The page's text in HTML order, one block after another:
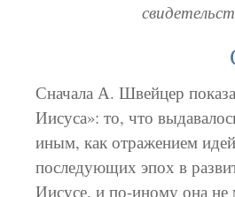
Сначала А. Швейцер
Иисуса»: то, что
иным, как отражением
последующих эпох в
Иисусе, и по-иному она не